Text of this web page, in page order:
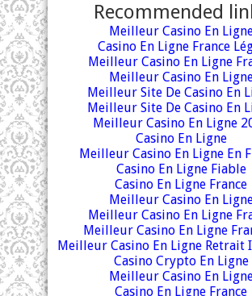
Recommended
Meilleur Casino En
Casino En Ligne France
Meilleur Casino En Ligne
Meilleur Casino En
Meilleur Site De Casino En
Meilleur Site De Casino En
Meilleur Casino En Ligne
Casino En Ligne
Meilleur Casino En Ligne En
Casino En Ligne Fiable
Casino En Ligne France
Meilleur Casino En
Meilleur Casino En Ligne
Meilleur Casino En Ligne
Meilleur Casino En Ligne Retrait
Casino Crypto En Ligne
Meilleur Casino En
Casino En Ligne France